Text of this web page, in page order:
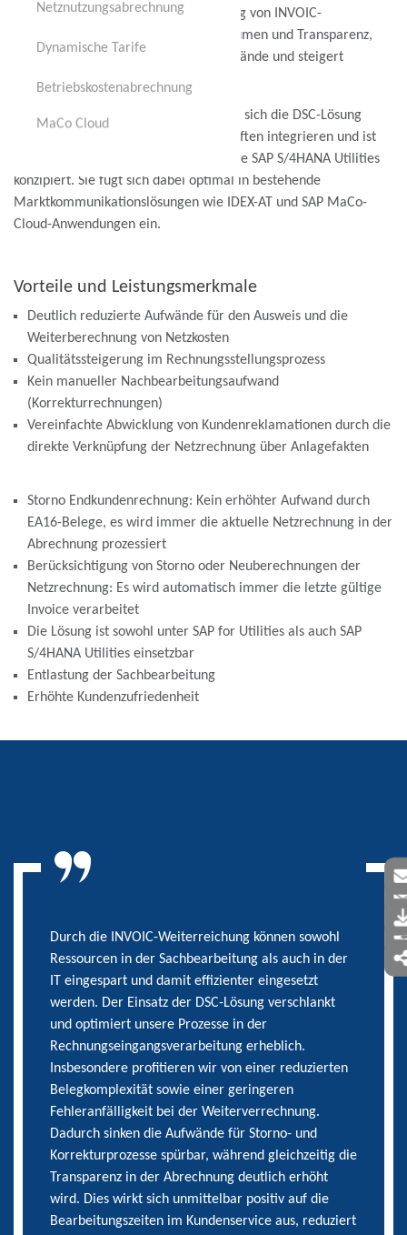
Die Lösung verbessert die Verarbeitung von INVOIC-
Netzrechnungen hinsichtlich Belegvolumen und Transparenz,
reduziert Storno- sowie Korrekturaufwände und steigert
nachhaltig die Kundenzufriedenheit.
Als Ergänzung zum SAP-Standard, lässt sich die DSC-Lösung
nahtlos in bestehende Systemlandschaften integrieren und ist
für den Einsatz in SAP for Utilities sowie SAP S/4HANA Utilities
konzipiert. Sie fügt sich dabei optimal in bestehende
Marktkommunikationslösungen wie IDEX-AT und SAP MaCo-
Cloud-Anwendungen ein.
Vorteile und Leistungsmerkmale
Deutlich reduzierte Aufwände für den Ausweis und die
Weiterberechnung von Netzkosten
Qualitätssteigerung im Rechnungsstellungsprozess
Kein manueller Nachbearbeitungsaufwand
(Korrekturrechnungen)
Vereinfachte Abwicklung von Kundenreklamationen durch die
direkte Verknüpfung der Netzrechnung über Anlagefakten
Storno Endkundenrechnung: Kein erhöhter Aufwand durch
EA16-Belege, es wird immer die aktuelle Netzrechnung in der
Abrechnung prozessiert
Berücksichtigung von Storno oder Neuberechnungen der
Netzrechnung: Es wird automatisch immer die letzte gültige
Invoice verarbeitet
Die Lösung ist sowohl unter SAP for Utilities als auch SAP
S/4HANA Utilities einsetzbar
Entlastung der Sachbearbeitung
Erhöhte Kundenzufriedenheit
Durch die INVOIC-Weiterreichung können sowohl
Ressourcen in der Sachbearbeitung als auch in der
IT eingespart und damit effizienter eingesetzt
werden. Der Einsatz der DSC-Lösung verschlankt
und optimiert unsere Prozesse in der
Rechnungseingangsverarbeitung erheblich.
Insbesondere profitieren wir von einer reduzierten
Belegkomplexität sowie einer geringeren
Fehleranfälligkeit bei der Weiterverrechnung.
Dadurch sinken die Aufwände für Storno- und
Korrekturprozesse spürbar, während gleichzeitig die
Transparenz in der Abrechnung deutlich erhöht
wird. Dies wirkt sich unmittelbar positiv auf die
Bearbeitungszeiten im Kundenservice aus, reduziert
Netznutzungsabrechnung
Dynamische Tarife
Betriebskostenabrechnung
Netznutzungsabrechnung
Dynamische Tarife
Betriebskostenabrechnung
Kooperationen
Strategie
Sandbox-System
Customer Engagement
MaCo Cloud
Kooperationen